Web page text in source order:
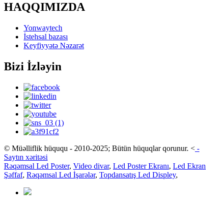
HAQQIMIZDA
Yonwaytech
İstehsal bazası
Keyfiyyətə Nəzarət
Bizi İzləyin
© Müəlliflik hüququ - 2010-2025; Bütün hüquqlar qorunur. < -
Saytın xəritəsi
Rəqəmsal Led Poster, Video divar, Led Poster Ekranı, Led Ekran
Şəffaf, Rəqəmsal Led İşarələr, Topdansatış Led Displey,